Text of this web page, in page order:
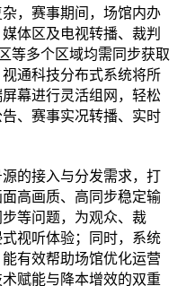
，赛事期间，场馆内办
体区及电视转播、裁判
等多个区域均需同步获取
通科技分布式系统将所
幕进行灵活组网，轻松
、赛事实况转播、实时
的接入与分发需求，打
高画质、高同步稳定输
等问题，为观众、裁
视听体验；同时，系统
有效帮助场馆优化运营
赋能与降本增效的双重